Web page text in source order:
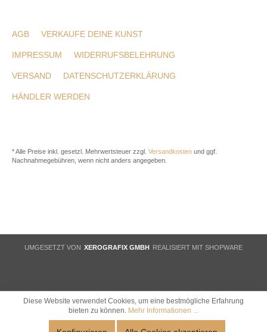
AGB VERKAUFE DEINE KUNST
IMPRESSUM WIDERRUFSBELEHRUNG
VERSAND DATENSCHUTZERKLÄRUNG
HÄNDLER WERDEN
* Alle Preise inkl. gesetzl. Mehrwertsteuer zzgl. Versandkosten und ggf.
Nachnahmegebühren, wenn nicht anders angegeben.
UMGESETZT VON XEROGRAFIX GMBH REALISIERT MIT SHOPWARE
Diese Website verwendet Cookies, um eine bestmögliche Erfahrung
bieten zu können. Mehr Informationen ...